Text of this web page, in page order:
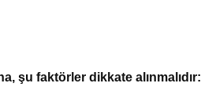
şu faktörler dikkate alınmalıdır: